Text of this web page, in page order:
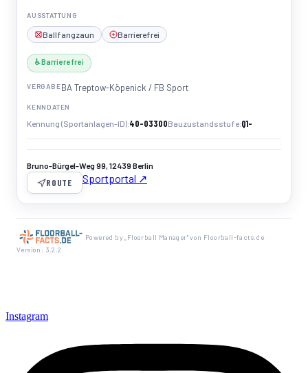
AUSSTATTUNG
Ballfangzaun Barrierefrei
♿ Barrierefrei
VERGABEBA Treptow-Köpenick / FB Sport
KENNDATEN
Kennung (Sportanlagen-ID) 40-03300Bauzustandsstufe Q1-
Bruno-Bürgel-Weg 99, 12439 Berlin
ROUTE Sportportal ↗
Powered by „Floorball Manager" von Floorball-facts.de
Version: 3.2.2
Instagram